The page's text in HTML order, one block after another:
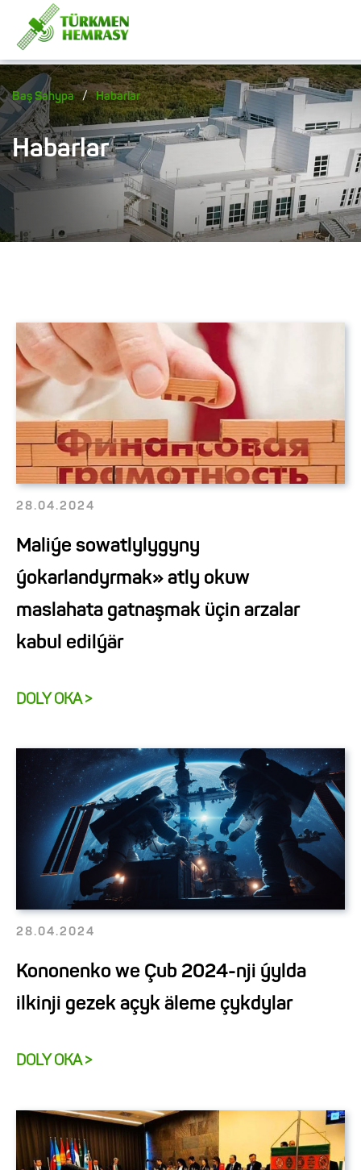
Baş Sahypa / Habarlar
Habarlar
28.04.2024
Maliýe sowatlylygyny
ýokarlandyrmak» atly okuw
maslahata gatnaşmak üçin arzalar
kabul edilýär
DOLY OKA >
28.04.2024
Kononenko we Çub 2024-nji ýylda
ilkinji gezek açyk äleme çykdylar
DOLY OKA >